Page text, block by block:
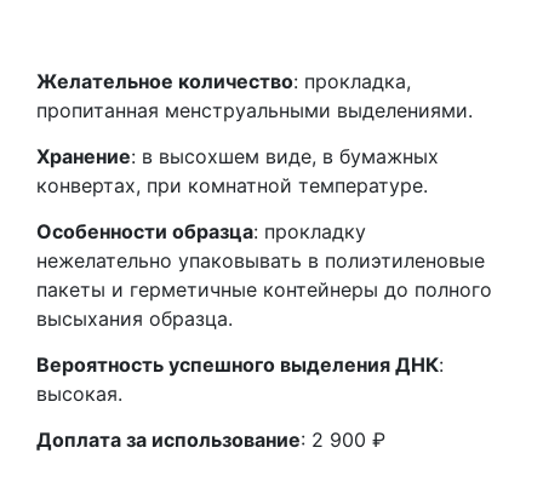
Желательное количество: прокладка,
пропитанная менструальными выделениями.
Хранение: в высохшем виде, в бумажных
конвертах, при комнатной температуре.
Особенности образца: прокладку
нежелательно упаковывать в полиэтиленовые
пакеты и герметичные контейнеры до полного
высыхания образца.
Вероятность успешного выделения ДНК:
высокая.
Доплата за использование: 2 900 ₽